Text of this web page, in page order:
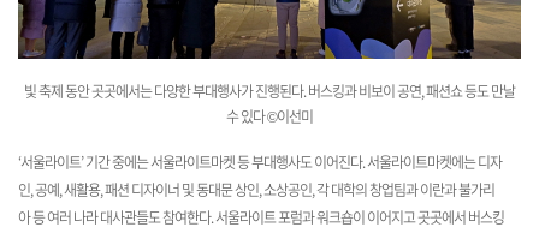
빛 축제 동안 곳곳에서는 다양한 부대행사가 진행된다. 버스킹과 비보이 공연, 패션쇼 등도 만날
수 있다©이선미
‘서울라이트’ 기간 중에는 서울라이트마켓 등 부대행사도 이어진다. 서울라이트마켓에는 디자
인, 공예, 새활용, 패션 디자이너 및 동대문 상인, 소상공인, 각 대학의 창업팀과 이란과 불가리
아 등 여러 나라 대사관들도 참여한다. 서울라이트 포럼과 워크숍이 이어지고 곳곳에서 버스킹